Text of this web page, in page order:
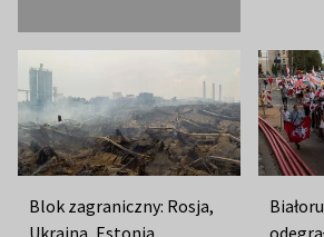
Blok zagraniczny: Rosja,
Ukraina, Estonia